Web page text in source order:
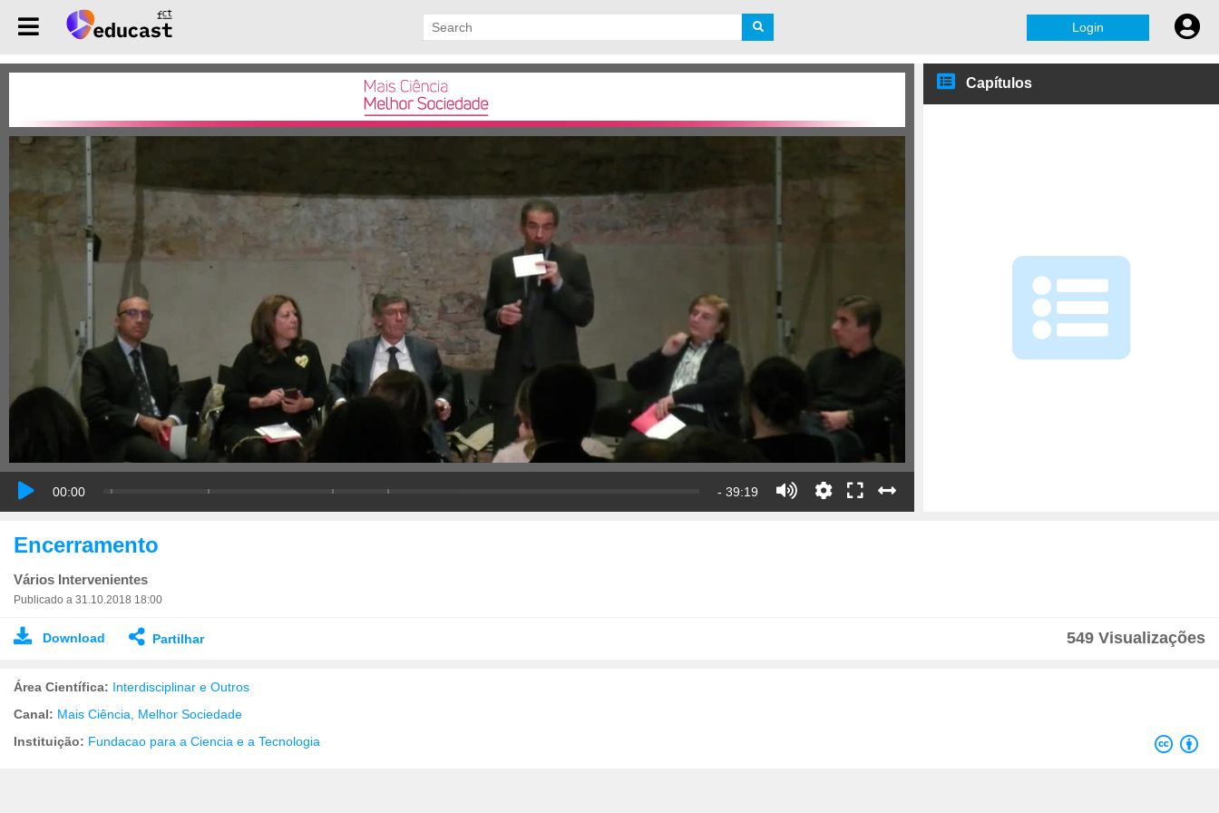
Login
00:00 - 39:19
Capítulos
João Sàágua, Vice-
Presidente do CRUP
Manuel Heitor, Ministro da
Encerramento
Vários Intervenientes
Publicado a 31.10.2018 18:00
Download Partilhar 549 Visualizações
Área Científica: Interdisciplinar e Outros
Canal: Mais Ciência, Melhor Sociedade
Instituição: Fundacao para a Ciencia e a Tecnologia